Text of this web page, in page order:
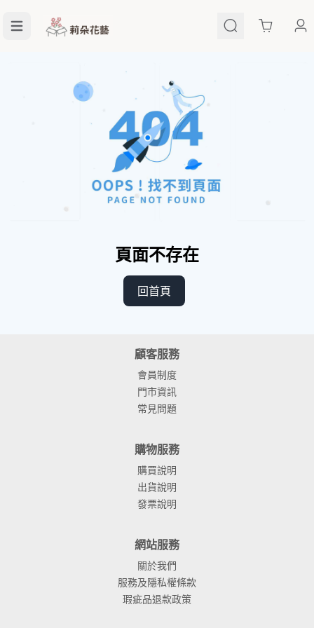
Cart
頁面不存在
回首頁
顧客服務
會員制度
門市資訊
常見問題
購物服務
購買說明
出貨說明
發票說明
網站服務
關於我們
服務及隱私權條款
瑕疵品退款政策